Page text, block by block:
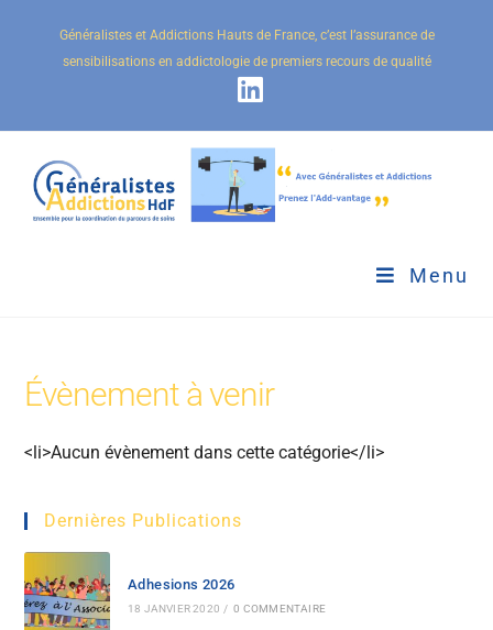
Généralistes et Addictions Hauts de France, c’est l’assurance de
sensibilisations en addictologie de premiers recours de qualité
Menu
Évènement à venir
<li>Aucun évènement dans cette catégorie</li>
Dernières Publications
Adhesions 2026
18 JANVIER 2020 / 0 COMMENTAIRE